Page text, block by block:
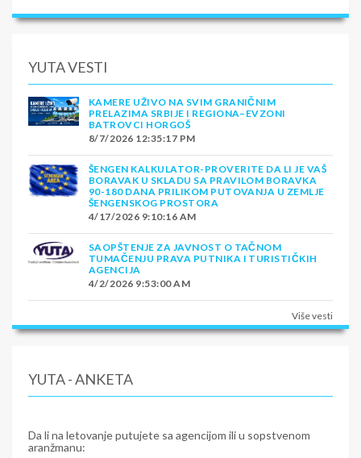
YUTA VESTI
KAMERE UŽIVO NA SVIM GRANIČNIM
PRELAZIMA SRBIJE I REGIONA–EVZONI
BATROVCI HORGOŠ
8/7/2026 12:35:17 PM
ŠENGEN KALKULATOR-PROVERITE DA LI JE VAŠ
BORAVAK U SKLADU SA PRAVILOM BORAVKA
90-180 DANA PRILIKOM PUTOVANJA U ZEMLJE
ŠENGENSKOG PROSTORA
4/17/2026 9:10:16 AM
SAOPŠTENJE ZA JAVNOST O TAČNOM
TUMAČENJU PRAVA PUTNIKA I TURISTIČKIH
AGENCIJA
4/2/2026 9:53:00 AM
Više vesti
YUTA - ANKETA
Da li na letovanje putujete sa agencijom ili u sopstvenom
aranžmanu: